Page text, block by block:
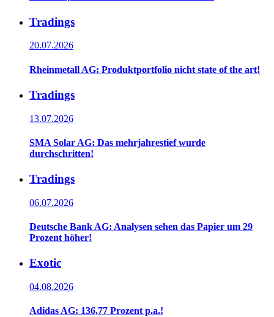
Tradings
20.07.2026
Rheinmetall AG: Produktportfolio nicht state of the art!
Tradings
13.07.2026
SMA Solar AG: Das mehrjahrestief wurde
durchschritten!
Tradings
06.07.2026
Deutsche Bank AG: Analysen sehen das Papier um 29
Prozent höher!
Exotic
04.08.2026
Adidas AG: 136,77 Prozent p.a.!